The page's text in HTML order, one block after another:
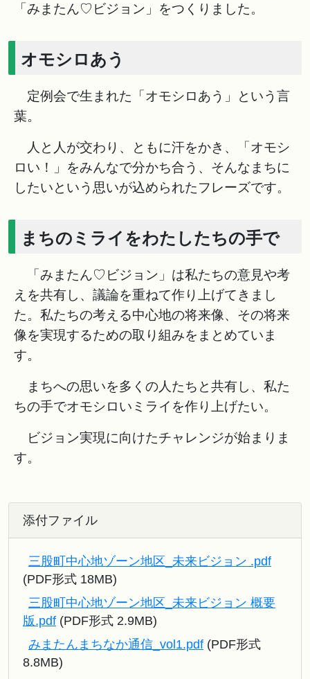
「みまたん♡ビジョン」をつくりました。
オモシロあう
定例会で生まれた「オモシロあう」という言
葉。
人と人が交わり、ともに汗をかき、「オモシ
ロい！」をみんなで分かち合う、そんなまちに
したいという思いが込められたフレーズです。
まちのミライをわたしたちの手で
「みまたん♡ビジョン」は私たちの意見や考
えを共有し、議論を重ねて作り上げてきまし
た。私たちの考える中心地の将来像、その将来
像を実現するための取り組みをまとめていま
す。
まちへの思いを多くの人たちと共有し、私た
ちの手でオモシロいミライを作り上げたい。
ビジョン実現に向けたチャレンジが始まりま
す。
添付ファイル
三股町中心地ゾーン地区_未来ビジョン .pdf
(PDF形式 18MB)
三股町中心地ゾーン地区_未来ビジョン 概要
版.pdf (PDF形式 2.9MB)
みまたんまちなか通信_vol1.pdf (PDF形式
8.8MB)